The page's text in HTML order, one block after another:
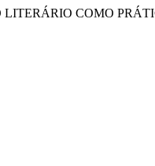
LITERÁRIO COMO